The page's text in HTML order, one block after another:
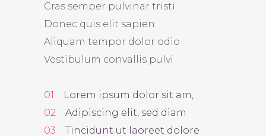
Cras semper pulvinar tristi
Donec quis elit sapien
Aliquam tempor dolor odio
Vestibulum convallis pulvi
Lorem ipsum dolor sit am,
Adipiscing elit, sed diam
Tincidunt ut laoreet dolore